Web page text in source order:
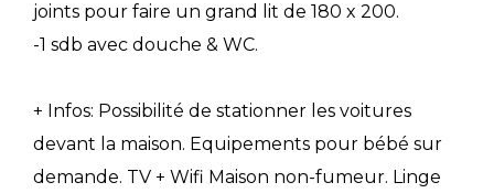
joints pour faire un grand lit de 180 x 200.
-1 sdb avec douche & WC.
+ Infos: Possibilité de stationner les voitures
devant la maison. Equipements pour bébé sur
demande. TV + Wifi Maison non-fumeur. Linge